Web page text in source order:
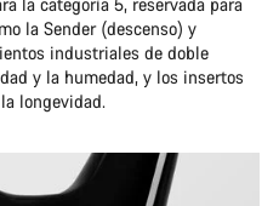
la Sender (descenso) y
industriales de doble
y la humedad, y los insertos
longevidad.